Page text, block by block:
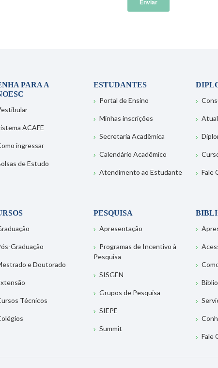
PARA A
ACAFE
ingressar
de Estudo
ESTUDANTES
Portal de Ensino
Minhas inscrições
Secretaria Acadêmica
Calendário Acadêmico
Atendimento ao Estudante Fale
Graduação
e Doutorado
Técnicos
PESQUISA
Apresentação
Programas de Incentivo à
Pesquisa
SISGEN
Grupos de Pesquisa
SIEPE
Summit
Fale